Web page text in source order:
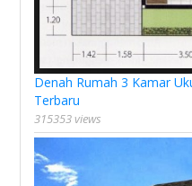
Denah Rumah 3 Kamar
Terbaru
315353 views